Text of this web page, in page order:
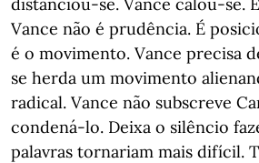
Vance não é prudência. É
é o movimento. Vance precisa
se herda um movimento
radical. Vance não subscreve
condená-lo. Deixa o silêncio
palavras tornariam mais difícil.